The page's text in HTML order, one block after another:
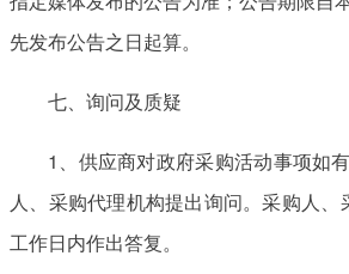
先发布公告之日起算。
七、询问及质疑
1、供应商对政府采购活动事项如
人、采购代理机构提出询问。采购人
工作日内作出答复。